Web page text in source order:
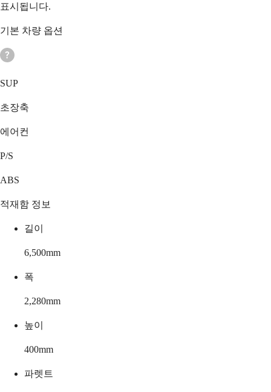
표시됩니다.
기본 차량 옵션
SUP
초장축
에어컨
P/S
ABS
적재함 정보
길이
6,500mm
폭
2,280mm
높이
400mm
파렛트